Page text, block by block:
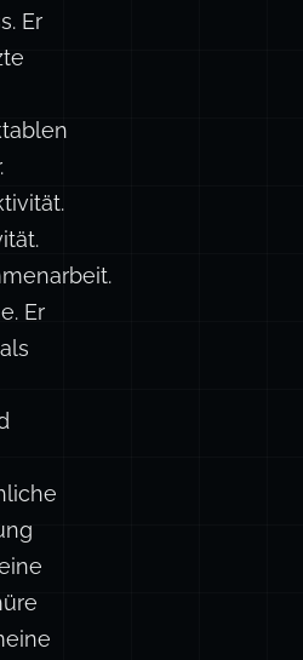
Er
Er